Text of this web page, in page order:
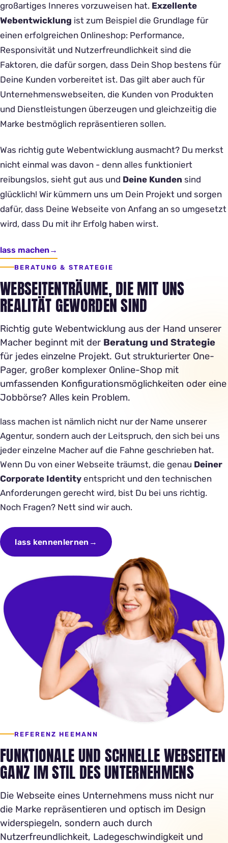
großartiges Inneres vorzuweisen hat. Exzellente
Webentwicklung ist zum Beispiel die Grundlage für
einen erfolgreichen Onlineshop: Performance,
Responsivität und Nutzerfreundlichkeit sind die
Faktoren, die dafür sorgen, dass Dein Shop bestens für
Deine Kunden vorbereitet ist. Das gilt aber auch für
Unternehmenswebseiten, die Kunden von Produkten
und Dienstleistungen überzeugen und gleichzeitig die
Marke bestmöglich repräsentieren sollen.
Was richtig gute Webentwicklung ausmacht? Du merkst
nicht einmal was davon - denn alles funktioniert
reibungslos, sieht gut aus und Deine Kunden sind
glücklich! Wir kümmern uns um Dein Projekt und sorgen
dafür, dass Deine Webseite von Anfang an so umgesetzt
wird, dass Du mit ihr Erfolg haben wirst.
lass machen
BERATUNG & STRATEGIE
WEBSEITENTRÄUME, DIE MIT UNS
REALITÄT GEWORDEN SIND
Richtig gute Webentwicklung aus der Hand unserer
Macher beginnt mit der Beratung und Strategie
für jedes einzelne Projekt. Gut strukturierter One-
Pager, großer komplexer Online-Shop mit
umfassenden Konfigurationsmöglichkeiten oder eine
Jobbörse? Alles kein Problem.
lass machen ist nämlich nicht nur der Name unserer
Agentur, sondern auch der Leitspruch, den sich bei uns
jeder einzelne Macher auf die Fahne geschrieben hat.
Wenn Du von einer Webseite träumst, die genau Deiner
Corporate Identity entspricht und den technischen
Anforderungen gerecht wird, bist Du bei uns richtig.
Noch Fragen? Nett sind wir auch.
lass kennenlernen
REFERENZ HEEMANN
FUNKTIONALE UND SCHNELLE WEBSEITEN
GANZ IM STIL DES UNTERNEHMENS
Die Webseite eines Unternehmens muss nicht nur
die Marke repräsentieren und optisch im Design
widerspiegeln, sondern auch durch
Nutzerfreundlichkeit, Ladegeschwindigkeit und